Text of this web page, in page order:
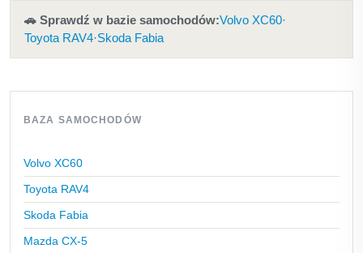
🚗 Sprawdź w bazie samochodów:Volvo XC60·
Toyota RAV4·Skoda Fabia
BAZA SAMOCHODÓW
Volvo XC60
Toyota RAV4
Skoda Fabia
Mazda CX-5